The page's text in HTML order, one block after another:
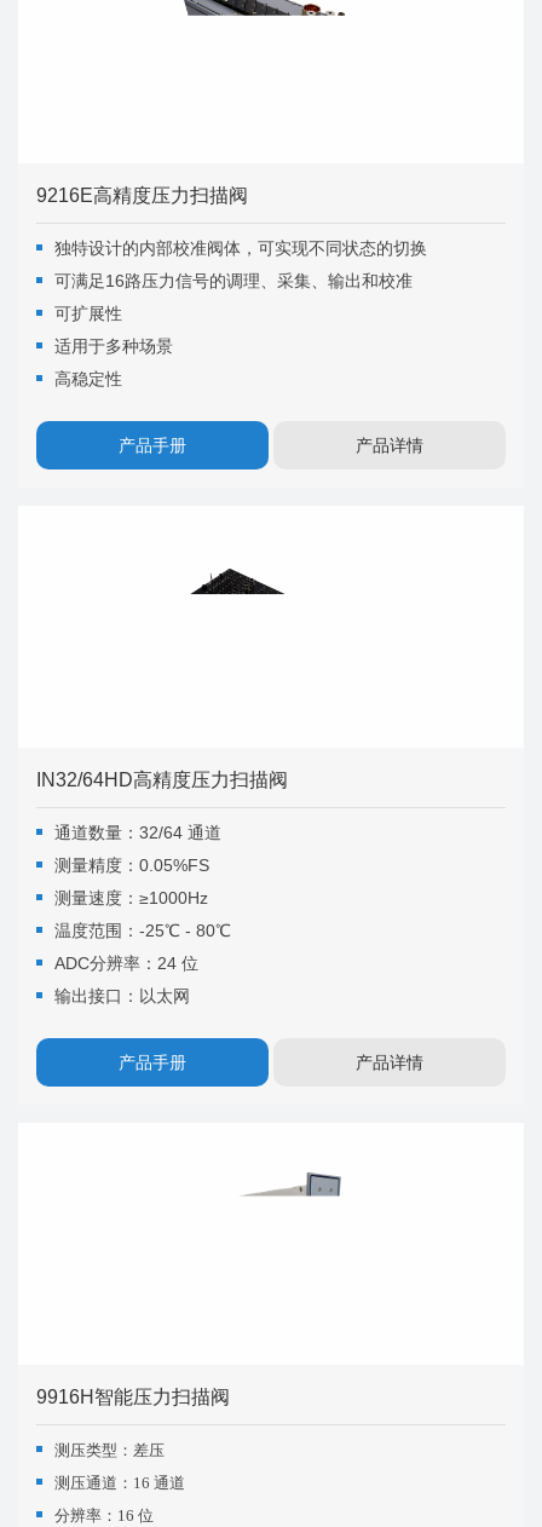
9216E高精度压力扫描阀
独特设计的内部校准阀体，可实现不同状态的切换
可满足16路压力信号的调理、采集、输出和校准
可扩展性
适用于多种场景
高稳定性
产品手册 产品详情
IN32/64HD高精度压力扫描阀
通道数量：32/64 通道
测量精度：0.05%FS
测量速度：≥1000Hz
温度范围：-25℃ - 80℃
ADC分辨率：24 位
输出接口：以太网
产品手册 产品详情
9916H智能压力扫描阀
测压类型：差压
测压通道：16 通道
分辨率：16 位